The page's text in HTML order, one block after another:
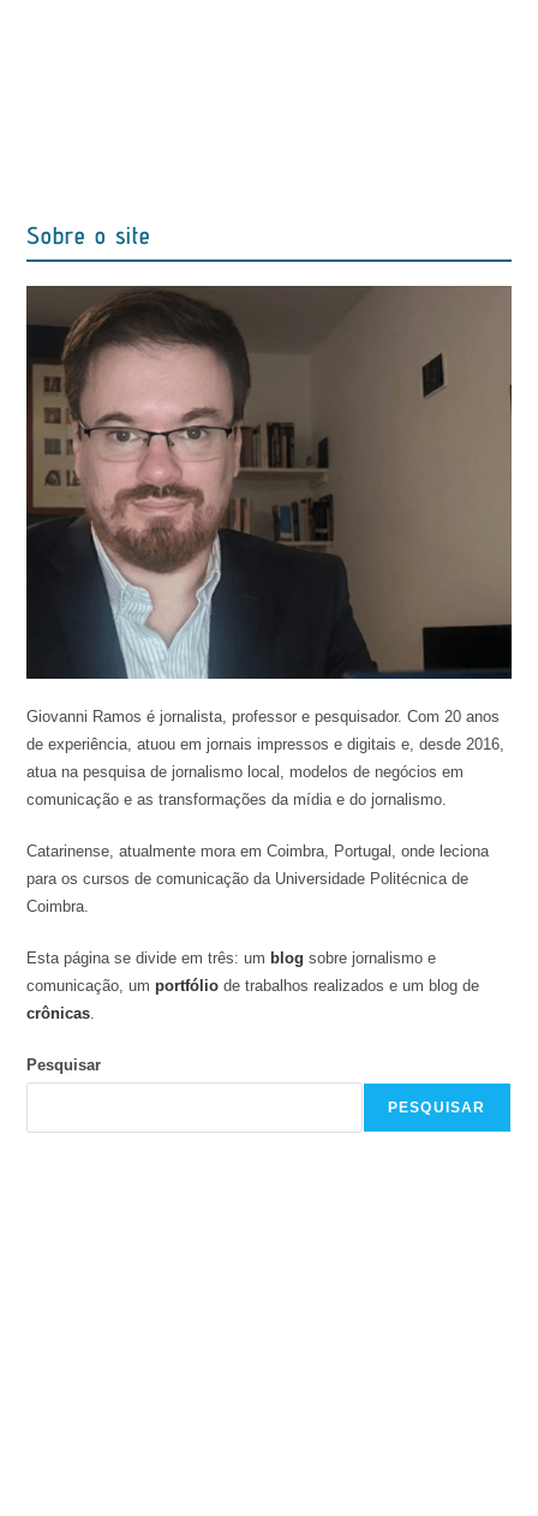
Sobre o site
Giovanni Ramos é jornalista, professor e pesquisador. Com 20 anos
de experiência, atuou em jornais impressos e digitais e, desde 2016,
atua na pesquisa de jornalismo local, modelos de negócios em
comunicação e as transformações da mídia e do jornalismo.
Catarinense, atualmente mora em Coimbra, Portugal, onde leciona
para os cursos de comunicação da Universidade Politécnica de
Coimbra.
Esta página se divide em três: um blog sobre jornalismo e
comunicação, umportfólio de trabalhos realizados e um blog de
crônicas.
Pesquisar
PESQUISAR